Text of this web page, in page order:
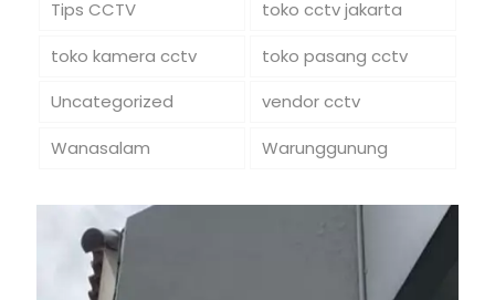
Tips CCTV
toko cctv jakarta
toko kamera cctv
toko pasang cctv
Uncategorized
vendor cctv
Wanasalam
Warunggunung